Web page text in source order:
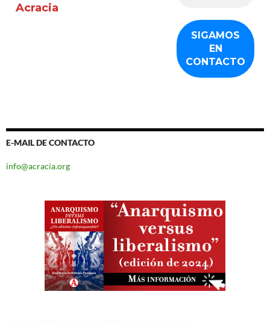
Acracia
E-MAIL DE CONTACTO
info@acracia.org